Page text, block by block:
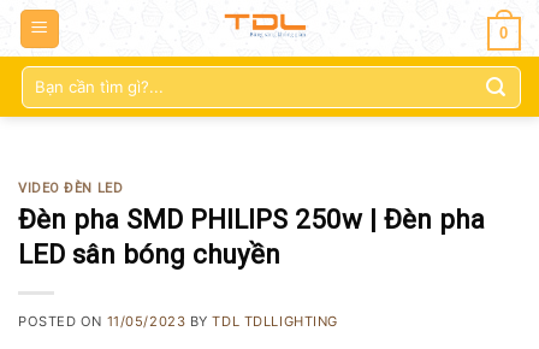
0
Tìm
kiếm:
VIDEO ĐÈN LED
Đèn pha SMD PHILIPS 250w | Đèn pha
LED sân bóng chuyền
POSTED ON 11/05/2023 BYTDL TDLLIGHTING